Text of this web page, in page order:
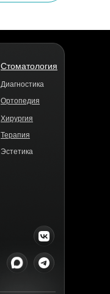
Стоматология
Диагностика
Ортопедия
Эстетика
Терапия
Хирургия